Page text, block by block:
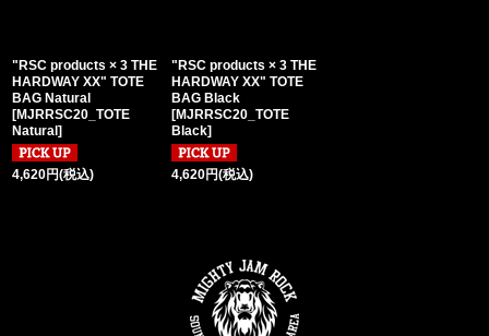
"RSC products × 3 THE
HARDWAY XX" TOTE
BAG Natural
[MJRRSC20_TOTE
Natural]
4,620円(税込)
"RSC products × 3 THE
HARDWAY XX" TOTE
BAG Black
[MJRRSC20_TOTE
Black]
4,620円(税込)